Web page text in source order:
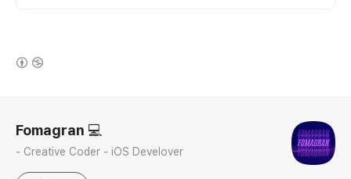
Fomagran 💻
- Creative Coder - iOS Develover